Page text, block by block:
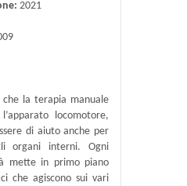
2021
la terapia manuale
locomotore,
di aiuto anche per
organi interni. Ogni
mette in primo piano
che agiscono sui vari